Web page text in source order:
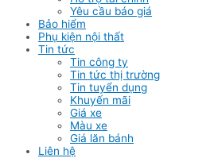
Yêu cầu báo giá
Bảo hiểm
Phụ kiện nội thất
Tin tức
Tin công ty
Tin tức thị trường
Tin tuyển dụng
Khuyến mãi
Giá xe
Màu xe
Giá lăn bánh
Liên hệ